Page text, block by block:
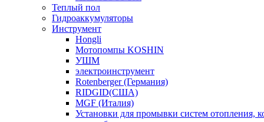
Теплый пол
Гидроаккумуляторы
Инструмент
Hongli
Мотопомпы KOSHIN
УШМ
электроинструмент
Rotenberger (Германия)
RIDGID(США)
MGF (Италия)
Установки для промывки систем отопления,